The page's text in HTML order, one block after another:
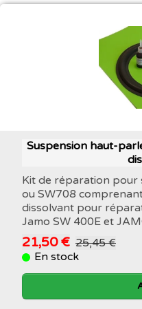
Suspension haut-
Kit de réparation pour
ou SW708
dissolvant pour
Jamo SW 400E et
21,50 € 25,45 €
En stock